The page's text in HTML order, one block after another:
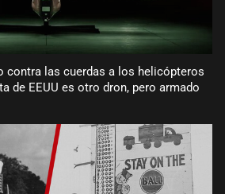
contra las cuerdas a los helicópteros
de EEUU es otro dron, pero armado